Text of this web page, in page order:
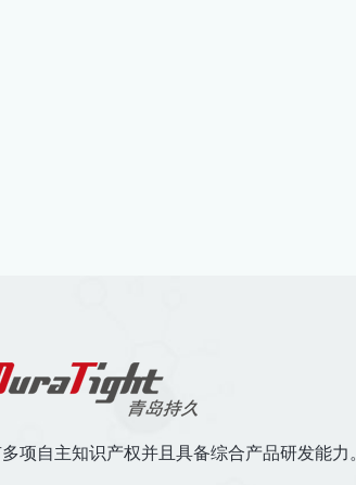
项自主知识产权并且具备综合产品研发能力。